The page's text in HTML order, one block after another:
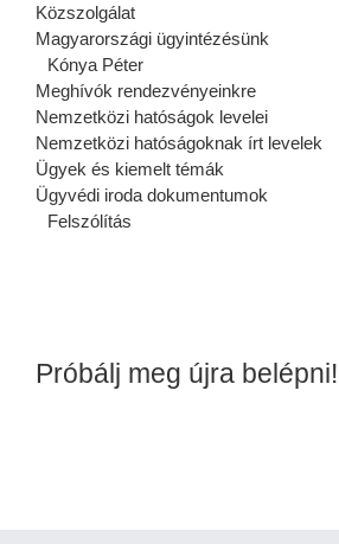
Próbálj meg újra belépni!
Közszolgálat
Magyarországi ügyintézésünk
Kónya Péter
Meghívók rendezvényeinkre
Nemzetközi hatóságok levelei
Nemzetközi hatóságoknak írt levelek
Ügyek és kiemelt témák
Ügyvédi iroda dokumentumok
Felszólítás